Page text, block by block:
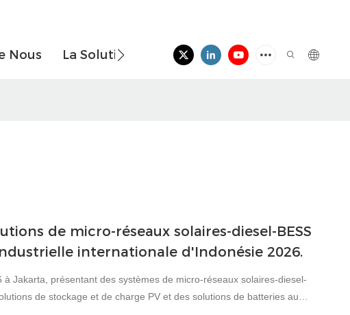
Nous La Solution Nouvelles Contactez-
de micro-réseaux solaires-diesel-BESS
internationale d'Indonésie 2026.
Jakarta, présentant des systèmes de micro-réseaux solaires-diesel-
de stockage et de charge PV et des solutions de batteries au